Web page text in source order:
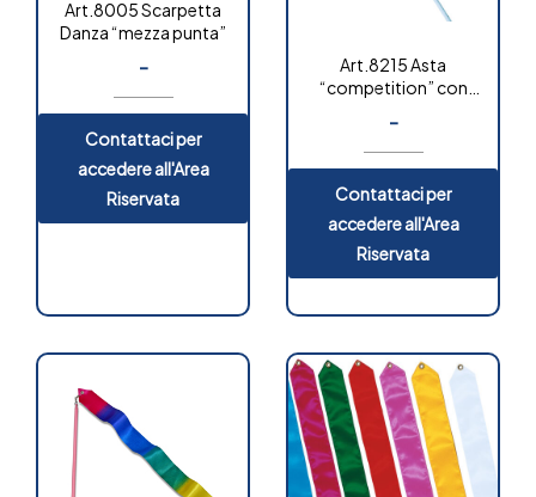
Art.8005 Scarpetta
Danza “mezza punta”
-
Contattaci per
accedere all'Area
Riservata
Art.8215 Asta
“competition” con
-
Contattaci per
accedere all'Area
Riservata